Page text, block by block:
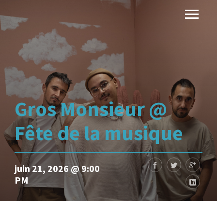
Gros Monsieur @
Fête de la musique
juin 21, 2026 @ 9:00
PM